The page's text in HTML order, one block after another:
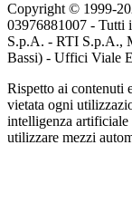
Copyright © 1999-
03976881007 - Tutti
S.p.A. - RTI S.p.A.,
Bassi) - Uffici Viale
Rispetto ai contenuti
vietata ogni
intelligenza artificiale
utilizzare mezzi